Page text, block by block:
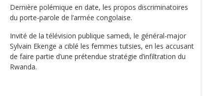
Dernière polémique en date, les propos discriminatoires
du porte-parole de l’armée congolaise.
Invité de la télévision publique samedi, le général-major
Sylvain Ekenge a ciblé les femmes tutsies, en les accusant
de faire partie d’une prétendue stratégie d’infiltration du
Rwanda.